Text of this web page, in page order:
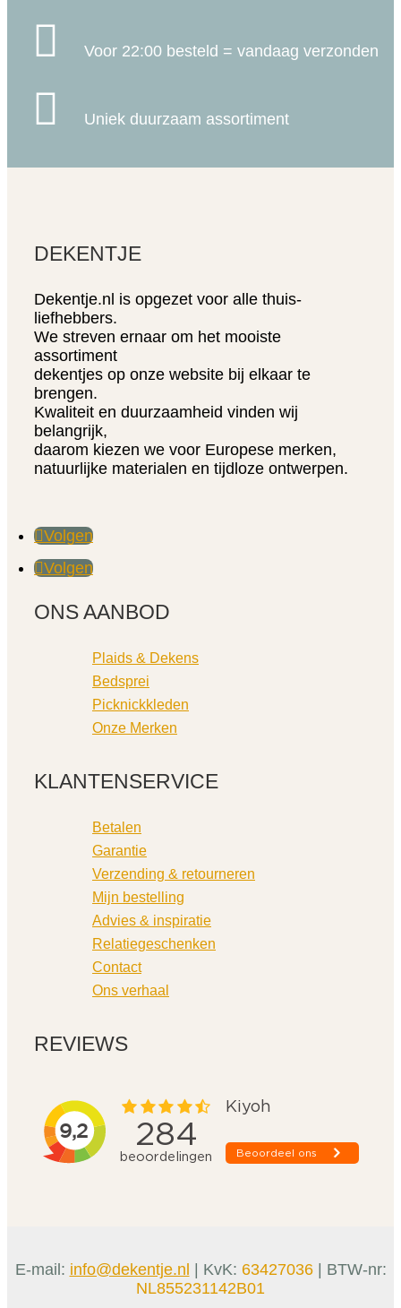
 Voor 22:00 besteld = vandaag verzonden
 Uniek duurzaam assortiment
DEKENTJE
Dekentje.nl is opgezet voor alle thuis-
liefhebbers.
We streven ernaar om het mooiste
assortiment
dekentjes op onze website bij elkaar te
brengen.
Kwaliteit en duurzaamheid vinden wij
belangrijk,
daarom kiezen we voor Europese merken,
natuurlijke materialen en tijdloze ontwerpen.
Volgen
Volgen
ONS AANBOD
Plaids & Dekens
Bedsprei
Picknickkleden
Onze Merken
KLANTENSERVICE
Betalen
Garantie
Verzending & retourneren
Mijn bestelling
Advies & inspiratie
Relatiegeschenken
Contact
Ons verhaal
REVIEWS
E-mail: info@dekentje.nl | KvK: 63427036| BTW-nr:
NL855231142B01